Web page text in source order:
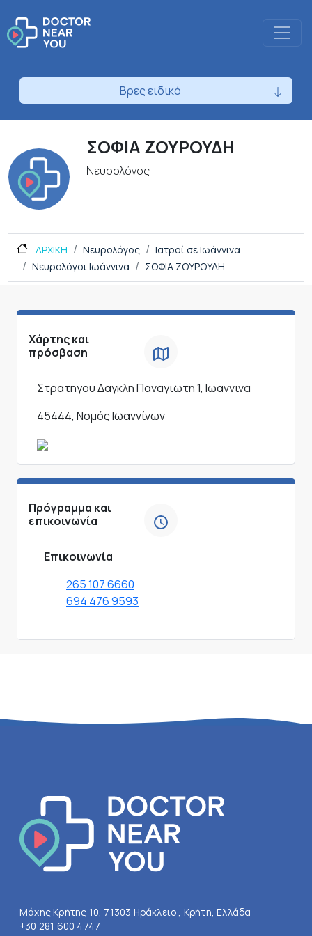
Βρες ειδικό
ΣΟΦΙΑ ΖΟΥΡΟΥΔΗ
Νευρολόγος
ΑΡΧΙΚΗ Νευρολόγος
Ιατροί σε Ιωάννινα
Νευρολόγοι Ιωάννινα
ΣΟΦΙΑ ΖΟΥΡΟΥΔΗ
Χάρτης και
πρόσβαση
Στρατηγου Δαγκλη Παναγιωτη 1, Ιωαννινα
45444, Νομός Ιωαννίνων
Πρόγραμμα και
επικοινωνία
Επικοινωνία
265 107 6660
694 476 9593
Μάχης Κρήτης 10, 71303 Ηράκλειο , Κρήτη, Ελλάδα
+30 281 600 4747